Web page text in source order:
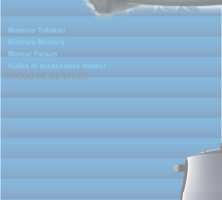
Moteurs Tohatsu
Moteurs Mercury
Moteur Parsun
Huiles et accessoires moteur
PROMO DE RENTREE